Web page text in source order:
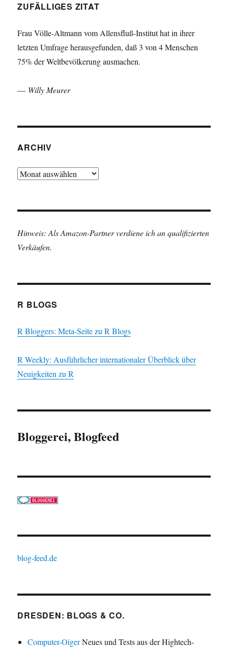
ZUFÄLLIGES ZITAT
Frau Völle-Altmann vom Allensfluß-Institut hat in ihrer
letzten Umfrage herausgefunden, daß 3 von 4 Menschen
75% der Weltbevölkerung ausmachen.
— Willy Meurer
ARCHIV
Archiv
Hinweis: Als Amazon-Partner verdiene ich an qualifizierten
Verkäufen.
R BLOGS
R Bloggers: Meta-Seite zu R Blogs
R Weekly: Ausführlicher internationaler Überblick über
Neuigkeiten zu R
Bloggerei, Blogfeed
blog-feed.de
DRESDEN: BLOGS & CO.
Computer-OigerNeues und Tests aus der Hightech-